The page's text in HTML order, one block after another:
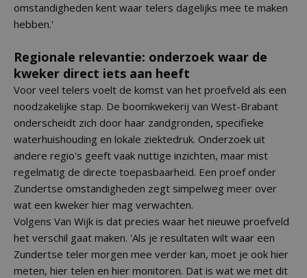
omstandigheden kent waar telers dagelijks mee te maken
hebben.'
Regionale relevantie: onderzoek waar de
kweker direct iets aan heeft
Voor veel telers voelt de komst van het proefveld als een
noodzakelijke stap. De boomkwekerij van West-Brabant
onderscheidt zich door haar zandgronden, specifieke
waterhuishouding en lokale ziektedruk. Onderzoek uit
andere regio's geeft vaak nuttige inzichten, maar mist
regelmatig de directe toepasbaarheid. Een proef onder
Zundertse omstandigheden zegt simpelweg meer over
wat een kweker hier mag verwachten.
Volgens Van Wijk is dat precies waar het nieuwe proefveld
het verschil gaat maken. 'Als je resultaten wilt waar een
Zundertse teler morgen mee verder kan, moet je ook hier
meten, hier telen en hier monitoren. Dat is wat we met dit